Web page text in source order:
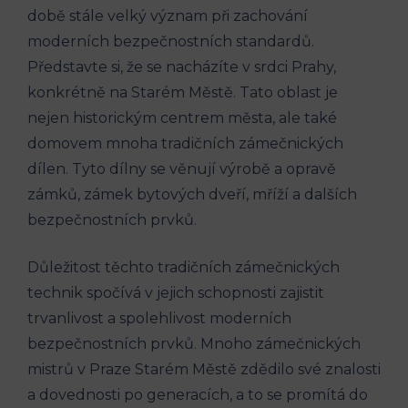
době stále velký význam při zachování
moderních bezpečnostních standardů.
Představte si, že se nacházíte v srdci Prahy,
konkrétně na Starém Městě. Tato oblast je
nejen historickým centrem města, ale také
domovem mnoha tradičních zámečnických
dílen. Tyto dílny se věnují výrobě a opravě
zámků, zámek bytových dveří, mříží a dalších
bezpečnostních prvků.
Důležitost těchto tradičních zámečnických
technik spočívá v jejich schopnosti zajistit
trvanlivost a spolehlivost moderních
bezpečnostních prvků. Mnoho zámečnických
mistrů v Praze Starém Městě zdědilo své znalosti
a dovednosti po generacích, a to se promítá do